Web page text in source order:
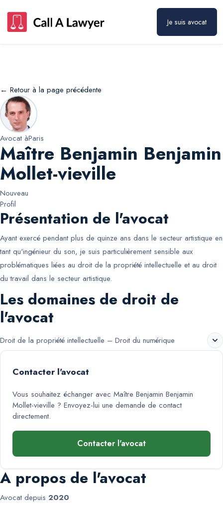
Je suis avocat
← Retour à la page précédente
Avocat àParis
Maître Benjamin Benjamin
Mollet-vieville
Nouveau
Profil
Présentation de l'avocat
Ayant exercé pendant plus de quinze ans dans le secteur artistique en
tant qu'ingénieur du son, je suis particulièrement sensible aux
problématiques liées au droit de la propriété intellectuelle et au droit
du travail dans le secteur artistique.
Les domaines de droit de
l'avocat
Droit de la propriété intellectuelle – Droit du numérique
Contacter l'avocat
Vous souhaitez échanger avec Maître Benjamin Benjamin
Mollet-vieville ? Envoyez-lui une demande de contact
directement.
Contacter l'avocat
A propos de l'avocat
Avocat depuis 2020